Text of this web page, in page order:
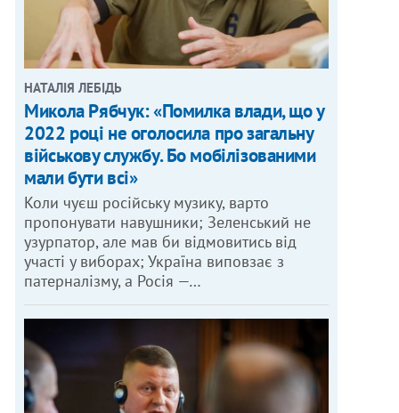
НАТАЛІЯ ЛЕБІДЬ
Микола Рябчук: «Помилка влади, що у
2022 році не оголосила про загальну
військову службу. Бо мобілізованими
мали бути всі»
Коли чуєш російську музику, варто
пропонувати навушники; Зеленський не
узурпатор, але мав би відмовитись від
участі у виборах; Україна виповзає з
патерналізму, а Росія —…